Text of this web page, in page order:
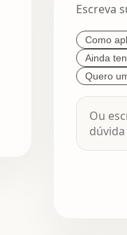
Escreva
Como
Ainda
Quero